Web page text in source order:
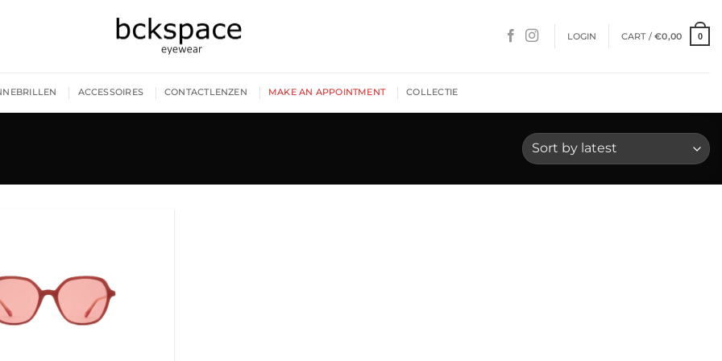
LOGIN CART /€0,00 0
ACCESSOIRES CONTACTLENZEN MAKE AN APPOINTMENT COLLECTIE